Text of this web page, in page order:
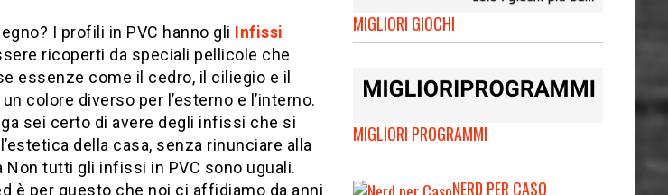
I profili in PVC hanno gli Infissi
ricoperti da speciali pellicole che
essenze come il cedro, il ciliegio e il
colore diverso per l’esterno e l’interno.
sei certo di avere degli infissi che si
della casa, senza rinunciare alla
Non tutti gli infissi in PVC sono uguali.
è per questo che noi ci affidiamo da anni
MIGLIORI GIOCHI
MIGLIORI PROGRAMMI
NERD PER CASO